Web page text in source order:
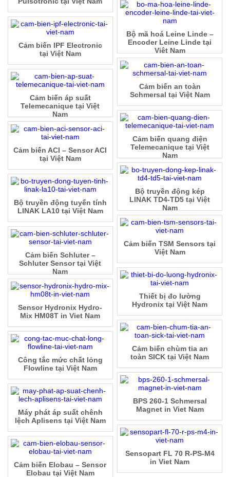
Bộ mã hoá Leine Linde –
Encoder Leine Linde tại
Việt Nam
Cảm biến IPF Electronic
tại Việt Nam
Cảm biến an toàn
Schmersal tại Việt Nam
Cảm biến áp suất
Telemecanique tại Việt
Nam
Cảm biến quang điện
Telemecanique tại Việt
Nam
Cảm biến ACI – Sensor ACI
tại Việt Nam
Bộ truyền động kép
LINAK TD4-TD5 tại Việt
Nam
Bộ truyền động tuyến tính
LINAK LA10 tại Việt Nam
Cảm biến TSM Sensors tại
Việt Nam
Cảm biến Schluter –
Schluter Sensor tại Việt
Nam
Thiết bị đo lường
Hydronix tại Việt Nam
Sensor Hydronix Hydro-
Mix HM08T in Viet Nam
Cảm biến chùm tia an
toàn SICK tại Việt Nam
Công tắc mức chất lỏng
Flowline tại Việt Nam
BPS 260-1 Schmersal
Magnet in Viet Nam
Máy phát áp suất chênh
lệch Aplisens tại Việt Nam
Sensopart FL 70 R-PS-M4
in Viet Nam
Cảm biến Elobau – Sensor
Elobau tại Việt Nam